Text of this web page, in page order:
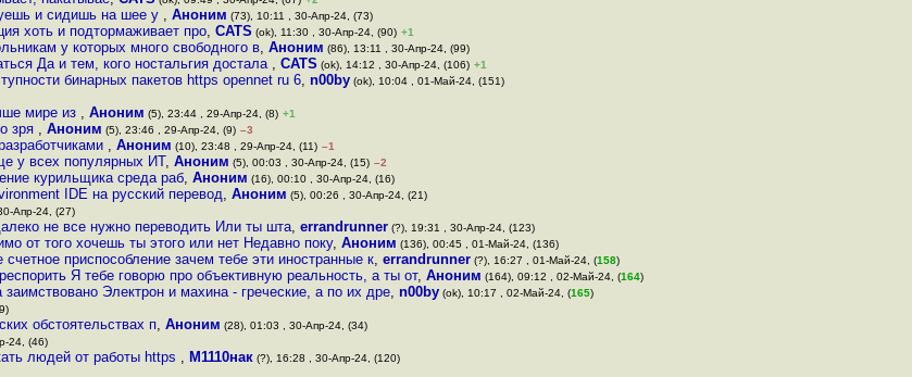
и сидишь на шее у , Аноним (73), 10:11 , 30-Апр-24, (73)
хоть и подтормаживает про, CATS (ok), 11:30 , 30-Апр-24, (90) +1
у которых много свободного в, Аноним (86), 13:11 , 30-Апр-24, (99)
Да и тем, кого ностальгия достала , CATS (ok), 14:12 , 30-Апр-24, (106) +1
бинарных пакетов https opennet ru 6, n00by (ok), 10:04 , 01-Май-24, (151)
мире из , Аноним (5), 23:44 , 29-Апр-24, (8) +1
зря , Аноним (5), 23:46 , 29-Апр-24, (9) –3
, Аноним (10), 23:48 , 29-Апр-24, (11) –1
у всех популярных ИТ, Аноним (5), 00:03 , 30-Апр-24, (15) –2
курильщика среда раб, Аноним (16), 00:10 , 30-Апр-24, (16)
IDE на русский перевод, Аноним (5), 00:26 , 30-Апр-24, (21)
Апр-24, (27)
не все нужно переводить Или ты шта, errandrunner (?), 19:31 , 30-Апр-24, (123)
от того хочешь ты этого или нет Недавно поку, Аноним (136), 00:45 , 01-Май-24, (136)
приспособление зачем тебе эти иностранные к, errandrunner (?), 16:27 , 01-Май-24, (158)
Я тебе говорю про объективную реальность, а ты от, Аноним (164), 09:12 , 02-Май-24, (164)
заимствовано Электрон и махина - греческие, а по их дре, n00by (ok), 10:17 , 02-Май-24, (165)
обстоятельствах п, Аноним (28), 01:03 , 30-Апр-24, (34)
24, (46)
людей от работы https , М1110нак (?), 16:28 , 30-Апр-24, (120)